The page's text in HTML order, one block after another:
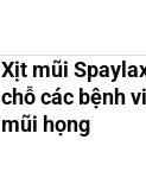
Xịt mũi
chỗ các bệnh
mũi họng